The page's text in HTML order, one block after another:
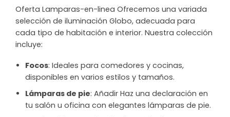
Oferta Lamparas-en-linea Ofrecemos una variada
selección de iluminación Globo, adecuada para
cada tipo de habitación e interior. Nuestra colección
incluye:
Focos: Ideales para comedores y cocinas,
disponibles en varios estilos y tamaños.
Lámparas de pie: Añadir Haz una declaración en
tu salón u oficina con elegantes lámparas de pie.